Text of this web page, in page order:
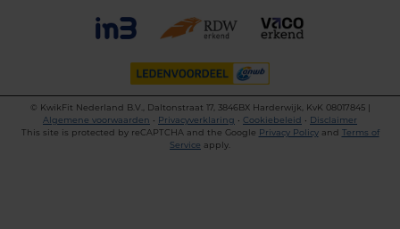
©
KwikFit Nederland B.V., Daltonstraat 17, 3846BX Harderwijk, KvK 08017845 |
Algemene voorwaarden • Privacyverklaring • Cookiebeleid • Disclaimer
This site is protected by reCAPTCHA and the Google Privacy Policyand Terms of
Service apply.